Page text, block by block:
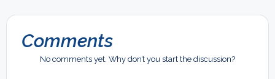
Comments
No comments yet. Why don’t you start the discussion?